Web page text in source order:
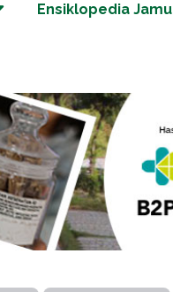
Ensiklopedia Jamu